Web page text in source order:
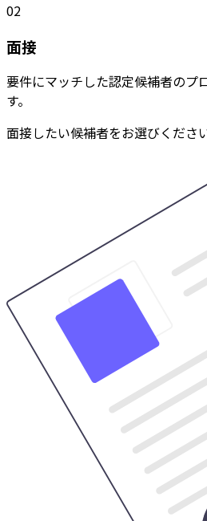
02
面接
要件にマッチした認定候補者のプ
す。
面接したい候補者をお選びください